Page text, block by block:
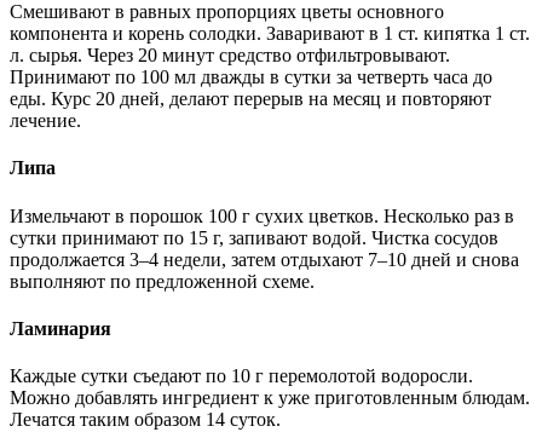
Смешивают в равных пропорциях цветы основного
компонента и корень солодки. Заваривают в 1 ст. кипятка 1 ст.
л. сырья. Через 20 минут средство отфильтровывают.
Принимают по 100 мл дважды в сутки за четверть часа до
еды. Курс 20 дней, делают перерыв на месяц и повторяют
лечение.
Липа
Измельчают в порошок 100 г сухих цветков. Несколько раз в
сутки принимают по 15 г, запивают водой. Чистка сосудов
продолжается 3–4 недели, затем отдыхают 7–10 дней и снова
выполняют по предложенной схеме.
Ламинария
Каждые сутки съедают по 10 г перемолотой водоросли.
Можно добавлять ингредиент к уже приготовленным блюдам.
Лечатся таким образом 14 суток.